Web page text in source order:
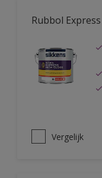
Rubbol
Vergelijk